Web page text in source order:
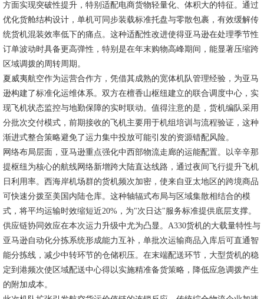
方面实现突破性提升，特别适配电商货物轻量化、体积大的特征。通过
优化货舱结构设计，单机可同步装载标准托盘与零散包裹，有效缓解传
统货机混装效率低下的痛点。这种适配性改进使得亚马逊在处理季节性
订单波动时具备更高弹性，特别是在年末购物高峰期间，能显著压缩跨
区域调拨的周转周期。
夏威夷航空作为运营合作方，凭借其成熟的宽体机队管理经验，为亚马
逊构建了标准化运维体系。双方在檀香山枢纽建立的联合调度中心，实
现飞机状态监控与地勤保障的实时联动。值得注意的是，货机编队采用
分批次交付模式，前期接收的飞机主要用于机组培训与流程验证，这种
渐进式整合策略避免了运力集中投放可能引发的资源错配风险。
网络布局层面，亚马逊重点强化中西部物流走廊的运能配置。以辛辛那
提枢纽为核心的航线网络新增跨大陆直达线路，通过夜间飞行提升飞机
日利用率。西海岸机场群的货机频次加密，使来自亚太地区的跨境商品
可快速分拨至美国内陆仓库。这种轴辐式布局与区域集散相结合的模
式，将平均运输时效缩短近20%，为"次日达"服务标准提供底层支撑。
供应链协同效应在本次运力升级中尤为凸显。A330货机的大载量特性与
亚马逊自动化分拣系统形成能力互补，单批次运输商品入库后可直通智
能分拣线，减少中转环节的仓储积压。在末端配送环节，大型货机的稳
定到港频次使区域配送中心得以实施精准备货策略，降低应急调拨产生
的附加成本。